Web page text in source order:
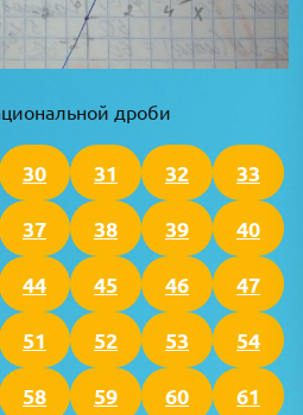
дроби
30 31 32 33
37 38 39 40
44 45 46 47
51 52 53 54
58 59 60 61